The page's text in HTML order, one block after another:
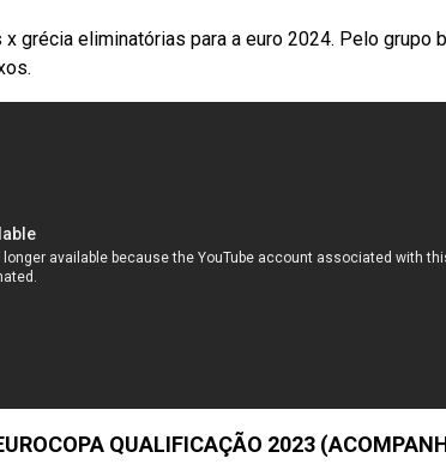
grécia eliminatórias para a euro 2024. Pelo grupo
QUALIFICAÇÃO 2023